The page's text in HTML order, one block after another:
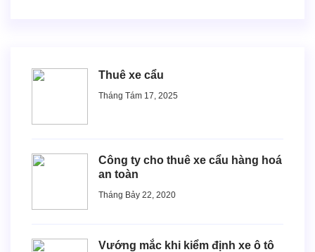
Thuê xe cẩu
Tháng Tám 17, 2025
Công ty cho thuê xe cẩu hàng hoá
an toàn
Tháng Bảy 22, 2020
Vướng mắc khi kiểm định xe ô tô